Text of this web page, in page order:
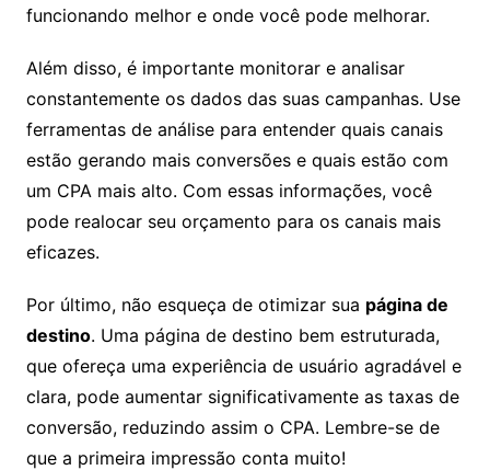
funcionando melhor e onde você pode melhorar.
Além disso, é importante monitorar e analisar
constantemente os dados das suas campanhas. Use
ferramentas de análise para entender quais canais
estão gerando mais conversões e quais estão com
um CPA mais alto. Com essas informações, você
pode realocar seu orçamento para os canais mais
eficazes.
Por último, não esqueça de otimizar sua página de
destino. Uma página de destino bem estruturada,
que ofereça uma experiência de usuário agradável e
clara, pode aumentar significativamente as taxas de
conversão, reduzindo assim o CPA. Lembre-se de
que a primeira impressão conta muito!